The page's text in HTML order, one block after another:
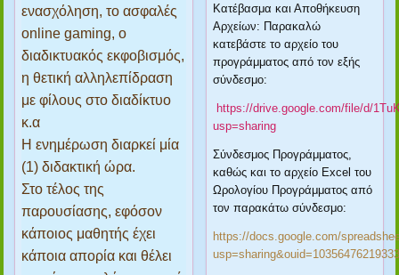
ενασχόληση, το ασφαλές
online gaming, ο
διαδικτυακός εκφοβισμός,
η θετική αλληλεπίδραση
με φίλους στο διαδίκτυο
κ.α
Η ενημέρωση διαρκεί μία
(1) διδακτική ώρα.
Στο τέλος της
παρουσίασης, εφόσον
κάποιος μαθητής έχει
κάποια απορία και θέλει
Κατέβασμα και Αποθήκευση
Αρχείων: Παρακαλώ
κατεβάστε το αρχείο του
προγράμματος από τον εξής
σύνδεσμο:
https://drive.google.com/file/d/
usp=sharing
Σύνδεσμος Προγράμματος,
καθώς και το αρχείο Excel του
Ωρολογίου Προγράμματος από
τον παρακάτω σύνδεσμο:
https://docs.google.com/